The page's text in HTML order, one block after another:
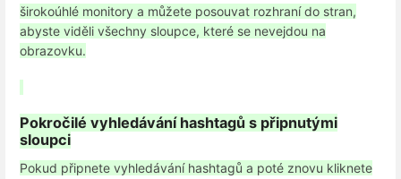
širokoúhlé monitory a můžete posouvat rozhraní do stran,
abyste viděli všechny sloupce, které se nevejdou na
obrazovku.
Pokročilé vyhledávání hashtagů s připnutými
sloupci
Pokud připnete vyhledávání hashtagů a poté znovu kliknete